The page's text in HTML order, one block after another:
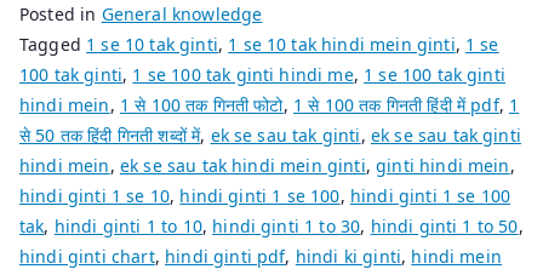
Posted in General knowledge
Tagged 1 se 10 tak ginti, 1 se 10 tak hindi mein ginti, 1 se
100 tak ginti, 1 se 100 tak ginti hindi me, 1 se 100 tak ginti
hindi mein, 1 से 100 तक गिनती फोटो, 1 से 100 तक गिनती हिंदी में pdf, 1
से 50 तक हिंदी गिनती शब्दों में, ek se sau tak ginti, ek se sau tak ginti
hindi mein, ek se sau tak hindi mein ginti,ginti hindi mein,
hindi ginti 1 se 10, hindi ginti 1 se 100, hindi ginti 1 se 100
tak, hindi ginti 1 to 10, hindi ginti 1 to 30, hindi ginti 1 to 50,
hindi ginti chart, hindi ginti pdf, hindi ki ginti, hindi mein